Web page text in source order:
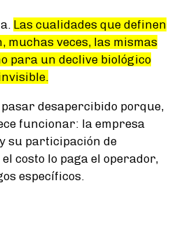
Las cualidades que definen
muchas veces, las mismas
para un declive biológico
desapercibido porque,
funcionar: la empresa
su participación de
costo lo paga el operador,
específicos.